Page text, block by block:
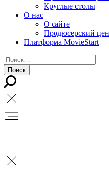
Круглые столы
О нас
О сайте
Продюсерский
Платформа MovieStart